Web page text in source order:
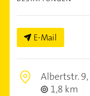
E-Mail
Albertstr. 9,
1,8 km